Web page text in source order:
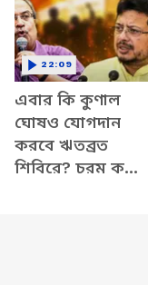
এবার কি কুণাল
ঘোষও যোগদান
করবে ঋতব্রত
শিবিরে? চরম কথা
22:09